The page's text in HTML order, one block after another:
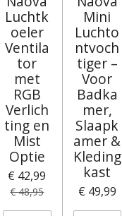
Luchtk
oeler
Ventila
tor
met
RGB
Verlich
ting en
Mist
Optie
€ 42,99
€ 48,95
Mini
Luchto
ntvoch
tiger –
Voor
Badka
mer,
Slaapk
amer &
Kleding
kast
€ 49,99